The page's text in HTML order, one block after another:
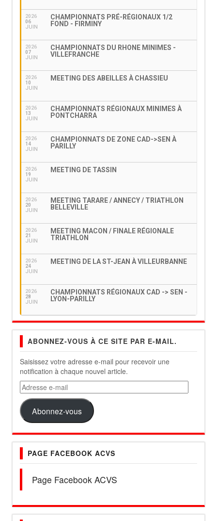
2026
06
JUIN
CHAMPIONNATS PRÉ-RÉGIONAUX 1/2
FOND - FIRMINY
2026
07
JUIN
CHAMPIONNATS DU RHONE MINIMES -
VILLEFRANCHE
2026
10
JUIN
MEETING DES ABEILLES À CHASSIEU
2026
13
JUIN
CHAMPIONNATS RÉGIONAUX MINIMES À
PONTCHARRA
2026
14
JUIN
CHAMPIONNATS DE ZONE CAD->SEN À
PARILLY
2026
19
JUIN
MEETING DE TASSIN
2026
20
JUIN
MEETING TARARE / ANNECY / TRIATHLON
BELLEVILLE
2026
21
JUIN
MEETING MACON / FINALE RÉGIONALE
TRIATHLON
2026
24
JUIN
MEETING DE LA ST-JEAN À VILLEURBANNE
2026
28
JUIN
CHAMPIONNATS RÉGIONAUX CAD -> SEN -
LYON-PARILLY
ABONNEZ-VOUS À CE SITE PAR E-MAIL.
Saisissez votre adresse e-mail pour recevoir une
notification à chaque nouvel article.
Adresse
e-
mail
Abonnez-vous
PAGE FACEBOOK ACVS
Page Facebook ACVS